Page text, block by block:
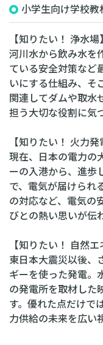
小学生向け学校教
【知りたい！ 浄水場
河川水から飲み水を
ている安全対策など
いにする仕組み、そ
関連してダムや取水
担う大切な役割に気
【知りたい！ 火力発
現在、日本の電力の
ーの入港から、進歩
で、電気が届けられ
の対応など、電気の
びとの熱い思いが伝
【知りたい！ 自然
東日本大震災以後、
ギーを使った発電。
の発電所を取材した
す。優れた点だけで
力供給の未来を広い